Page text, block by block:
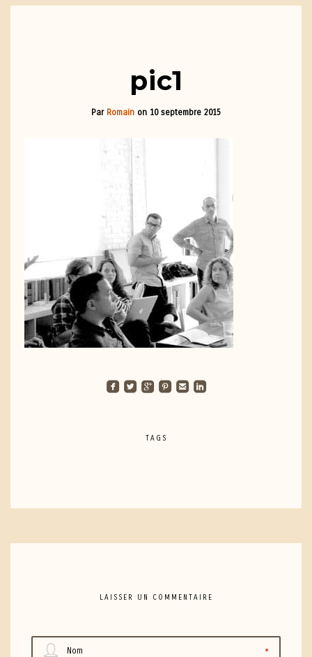
pic1
Par Romain on 10 septembre 2015
roundedfacebook roundedtwitterbird roundedgoogleplus roundedpinterest roundedemail roundedlinkedin
TAGS
LAISSER UN COMMENTAIRE
Nom